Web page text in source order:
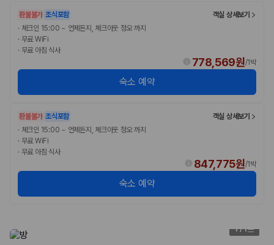
환불불가 조식포함
객실 상세보기
· 체크인 15:00 ~ 언제든지, 체크아웃 정오 까지
· 무료 WiFi
· 무료 아침 식사
778,569원/1박
숙소 예약
환불불가 조식포함
객실 상세보기
· 체크인 15:00 ~ 언제든지, 체크아웃 정오 까지
· 무료 WiFi
· 무료 아침 식사
847,775원/1박
숙소 예약
1/1